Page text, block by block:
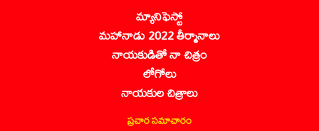
మ్యానిఫెస్టో
మహానాడు 2022 తీర్మానాలు
నాయకుడితో నా చిత్రం
లోగోలు
నాయకుల చిత్రాలు
ప్రచార సమాచారం